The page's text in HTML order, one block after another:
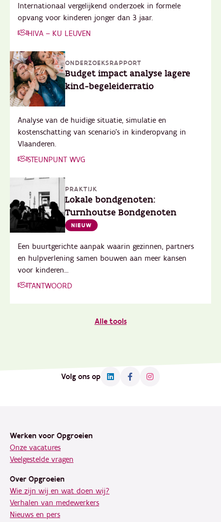
Internationaal vergelijkend onderzoek in formele
opvang voor kinderen jonger dan 3 jaar.
HIVA – KU LEUVEN
ONDERZOEKSRAPPORT
Budget impact analyse lagere
kind-begeleiderratio
Analyse van de huidige situatie, simulatie en
kostenschatting van scenario’s in kinderopvang in
Vlaanderen.
STEUNPUNT WVG
PRAKTIJK
Lokale bondgenoten:
Turnhoutse Bondgenoten
NIEUW
Een buurtgerichte aanpak waarin gezinnen, partners
en hulpverlening samen bouwen aan meer kansen
voor kinderen...
T'ANTWOORD
Alle tools
Volg ons op
Werken voor Opgroeien
Onze vacatures
Veelgestelde vragen
Over Opgroeien
Wie zijn wij en wat doen wij?
Verhalen van medewerkers
Nieuws en pers